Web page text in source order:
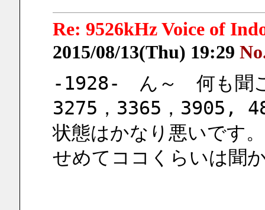
Re: 9526kHz Voice of
2015/08/13(Thu) 19:29
-1928-　ん～　何も聞
3275，3365，3905,
状態はかなり悪いです。
せめてココくらいは聞